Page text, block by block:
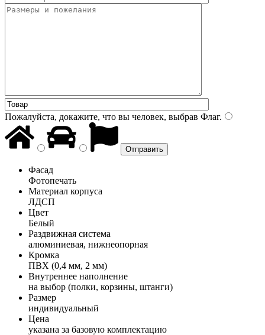
Пожалуйста, докажите, что вы человек, выбрав Флаг.
Фасад
Фотопечать
Материал корпуса
ЛДСП
Цвет
Белый
Раздвижная система
алюминиевая, нижнеопорная
Кромка
ПВХ (0,4 мм, 2 мм)
Внутреннее наполнение
на выбор (полки, корзины, штанги)
Размер
индивидуальный
Цена
указана за базовую комплектацию